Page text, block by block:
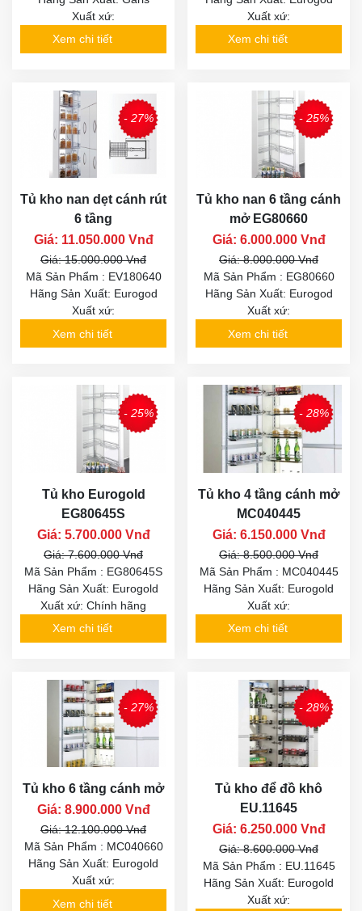
Xuất xứ:
Xem chi tiết
Xuất xứ:
Xem chi tiết
- 27%
Tủ kho nan dẹt cánh rút
6 tầng
Giá: 11.050.000 Vnđ
Giá: 15.000.000 Vnđ
Mã Sản Phẩm : EV180640
Hãng Sản Xuất: Eurogod
Xuất xứ:
Xem chi tiết
- 25%
Tủ kho nan 6 tầng cánh
mở EG80660
Giá: 6.000.000 Vnđ
Giá: 8.000.000 Vnđ
Mã Sản Phẩm : EG80660
Hãng Sản Xuất: Eurogod
Xuất xứ:
Xem chi tiết
- 25%
Tủ kho Eurogold
EG80645S
Giá: 5.700.000 Vnđ
Giá: 7.600.000 Vnđ
Mã Sản Phẩm : EG80645S
Hãng Sản Xuất: Eurogold
Xuất xứ: Chính hãng
Xem chi tiết
- 28%
Tủ kho 4 tầng cánh mở
MC040445
Giá: 6.150.000 Vnđ
Giá: 8.500.000 Vnđ
Mã Sản Phẩm : MC040445
Hãng Sản Xuất: Eurogold
Xuất xứ:
Xem chi tiết
- 27%
Tủ kho 6 tầng cánh mở
Giá: 8.900.000 Vnđ
Giá: 12.100.000 Vnđ
Mã Sản Phẩm : MC040660
Hãng Sản Xuất: Eurogold
Xuất xứ:
Xem chi tiết
- 28%
Tủ kho để đồ khô
EU.11645
Giá: 6.250.000 Vnđ
Giá: 8.600.000 Vnđ
Mã Sản Phẩm : EU.11645
Hãng Sản Xuất: Eurogold
Xuất xứ: